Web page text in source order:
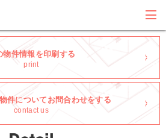
物件情報を印刷する
print
件についてお問合わせをする
contact us